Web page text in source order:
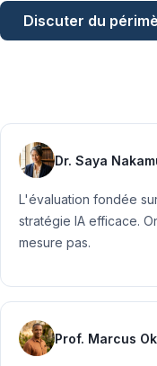
Discuter du
Dr. Saya
L'évaluation fondée
stratégie IA efficace.
mesure pas.
Prof. Marcus